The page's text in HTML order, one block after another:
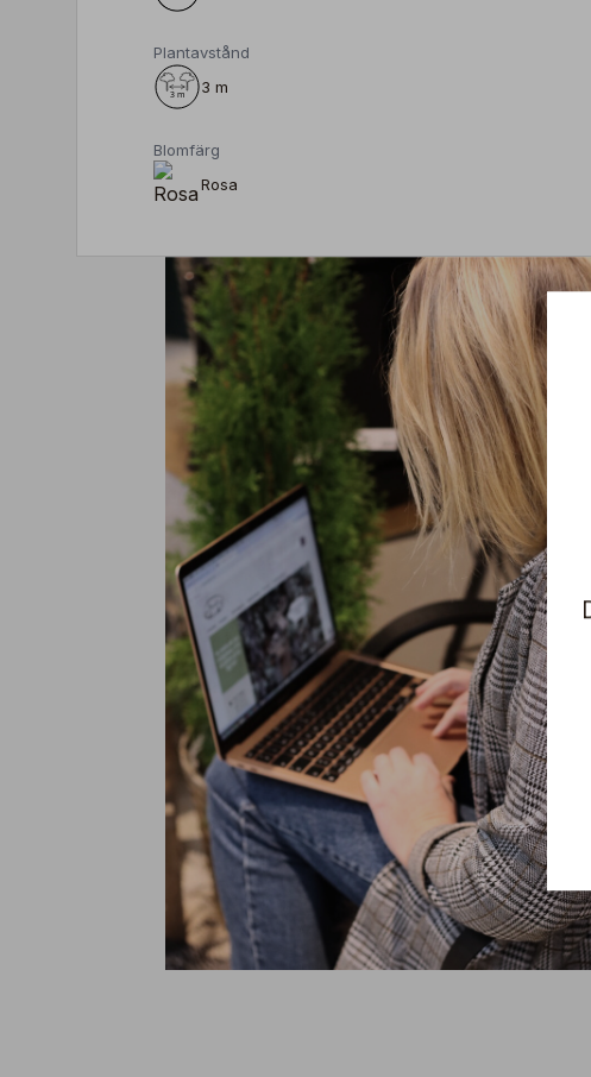
Plantavstånd
3 m
Blomfärg
Rosa